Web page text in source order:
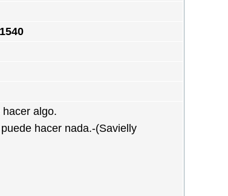
algo.
hacer nada.-(Savielly